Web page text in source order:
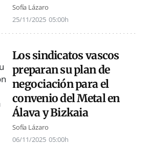
Sofía Lázaro
25/11/2025 05:00h
Los sindicatos vascos
preparan su plan de
negociación para el
convenio del Metal en
Álava y Bizkaia
Sofía Lázaro
06/11/2025 05:00h